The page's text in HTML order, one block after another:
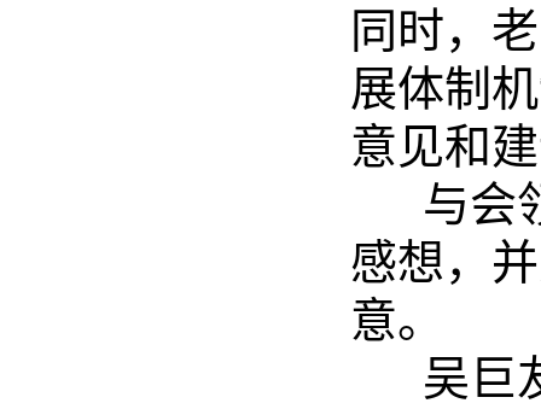
同时，
展体制
意见和
与会领
感想，
意。
吴巨友